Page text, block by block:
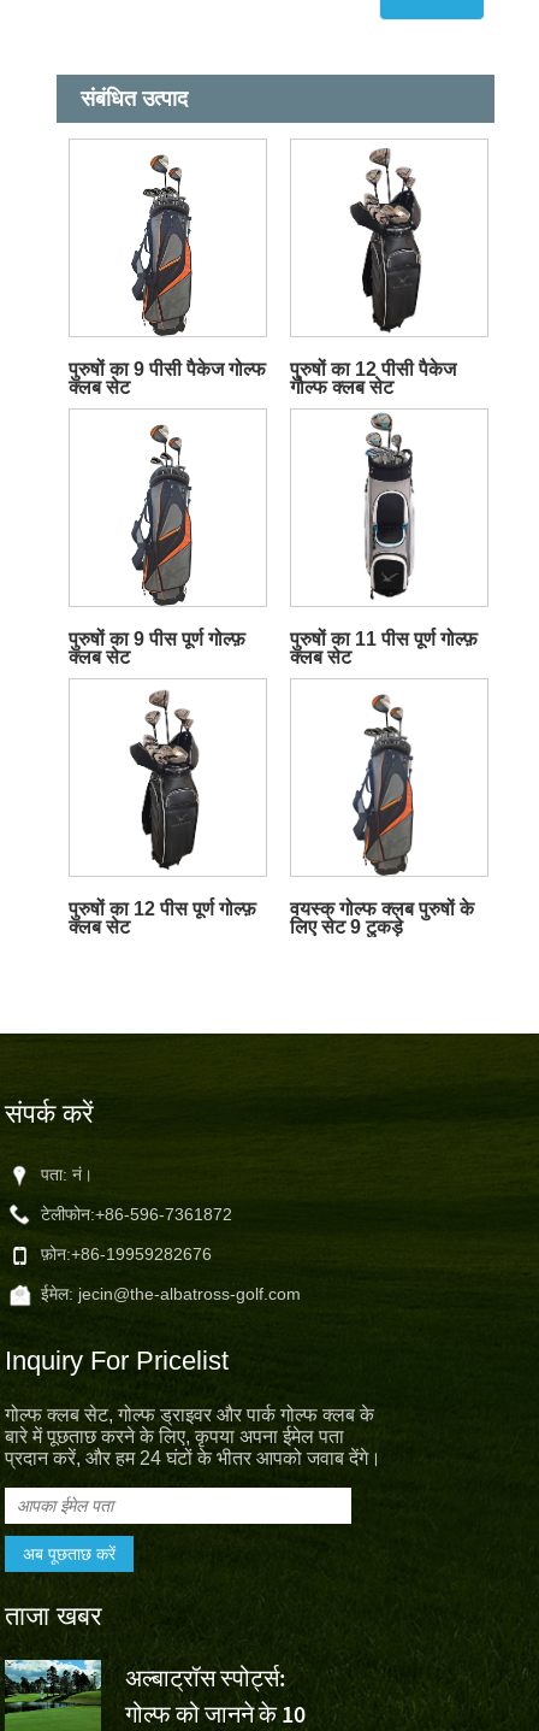
संबंधित उत्पाद
पुरुषों का 9 पीसी पैकेज गोल्फ
क्लब सेट
पुरुषों का 12 पीसी पैकेज
गोल्फ क्लब सेट
पुरुषों का 9 पीस पूर्ण गोल्फ़
क्लब सेट
पुरुषों का 11 पीस पूर्ण गोल्फ़
क्लब सेट
पुरुषों का 12 पीस पूर्ण गोल्फ़
क्लब सेट
वयस्क गोल्फ क्लब पुरुषों के
लिए सेट 9 टुकड़े
संपर्क करें
पता: नं।
टेलीफोन:+86-596-7361872
फ़ोन:+86-19959282676
ईमेल: jecin@the-albatross-golf.com
Inquiry For Pricelist
गोल्फ क्लब सेट, गोल्फ ड्राइवर और पार्क गोल्फ क्लब के
बारे में पूछताछ करने के लिए, कृपया अपना ईमेल पता
प्रदान करें, और हम 24 घंटों के भीतर आपको जवाब देंगे।
ताजा खबर
अल्बाट्रॉस स्पोर्ट्स:
गोल्फ को जानने के 10
वॉल्वो
वू एशुन की